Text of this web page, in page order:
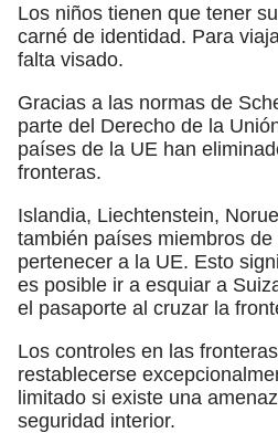
Los niños tienen que tener
carné de identidad. Para
falta visado.
Gracias a las normas de
parte del Derecho de la
países de la UE han
fronteras.
Islandia, Liechtenstein,
también países miembros
pertenecer a la UE. Esto
es posible ir a esquiar a
el pasaporte al cruzar la
Los controles en las
restablecerse
limitado si existe una
seguridad interior.